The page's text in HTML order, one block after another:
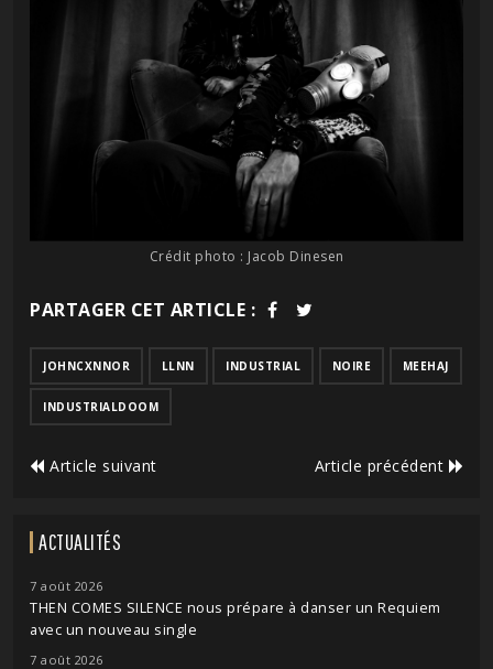
Crédit photo : Jacob Dinesen
PARTAGER CET ARTICLE :
JOHNCXNNOR LLNN INDUSTRIAL NOIRE MEEHAJ
INDUSTRIALDOOM
Article suivant Article précédent
ACTUALITÉS
7 août 2026
THEN COMES SILENCE nous prépare à danser un Requiem
avec un nouveau single
7 août 2026